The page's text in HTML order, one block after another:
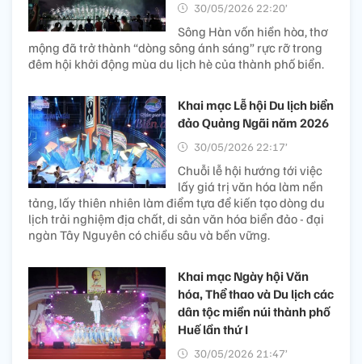
30/05/2026 22:20’
Sông Hàn vốn hiền hòa, thơ
mộng đã trở thành “dòng sông ánh sáng” rực rỡ trong
đêm hội khởi động mùa du lịch hè của thành phố biển.
Khai mạc Lễ hội Du lịch biển
đảo Quảng Ngãi năm 2026
30/05/2026 22:17’
Chuỗi lễ hội hướng tới việc
lấy giá trị văn hóa làm nền
tảng, lấy thiên nhiên làm điểm tựa để kiến tạo dòng du
lịch trải nghiệm địa chất, di sản văn hóa biển đảo - đại
ngàn Tây Nguyên có chiều sâu và bền vững.
Khai mạc Ngày hội Văn
hóa, Thể thao và Du lịch các
dân tộc miền núi thành phố
Huế lần thứ I
30/05/2026 21:47’